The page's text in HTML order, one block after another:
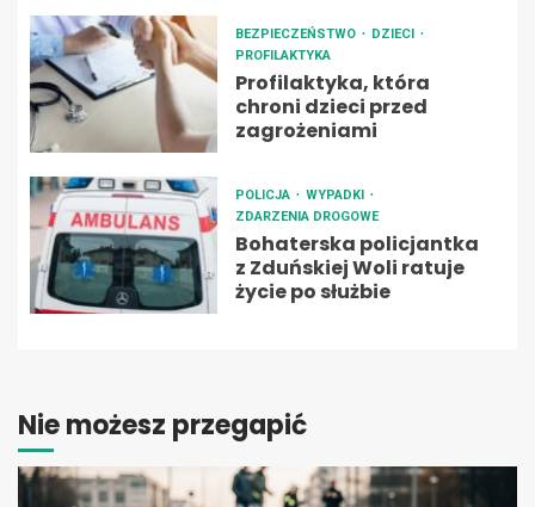
BEZPIECZEŃSTWO
DZIECI
PROFILAKTYKA
Profilaktyka, która
chroni dzieci przed
zagrożeniami
POLICJA
WYPADKI
ZDARZENIA DROGOWE
Bohaterska policjantka
z Zduńskiej Woli ratuje
życie po służbie
Nie możesz przegapić